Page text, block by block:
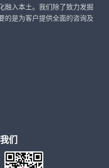
融入本土。我们除了致力发掘
的是为客户提供全面的咨询及
们